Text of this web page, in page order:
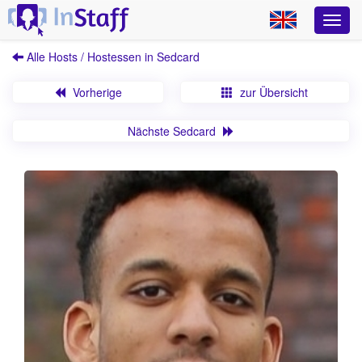
Alle Hosts / Hostessen in Sedcard
Vorherige zur Übersicht
Nächste Sedcard